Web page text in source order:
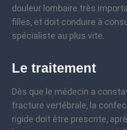
douleur lombaire très
filles, et doit conduire à
spécialiste au plus vite.
Le traitement
Dès que le médecin a
fracture vertébrale, la
rigide doit être prescrite,